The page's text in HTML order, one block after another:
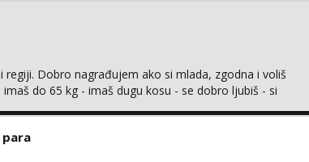
regiji. Dobro nagrađujem ako si mlada, zgodna i voliš
do 65 kg - imaš dugu kosu - se dobro ljubiš - si
para